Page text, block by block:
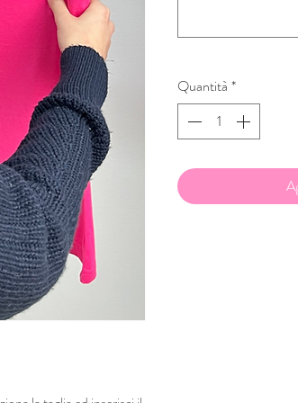
Quantità *